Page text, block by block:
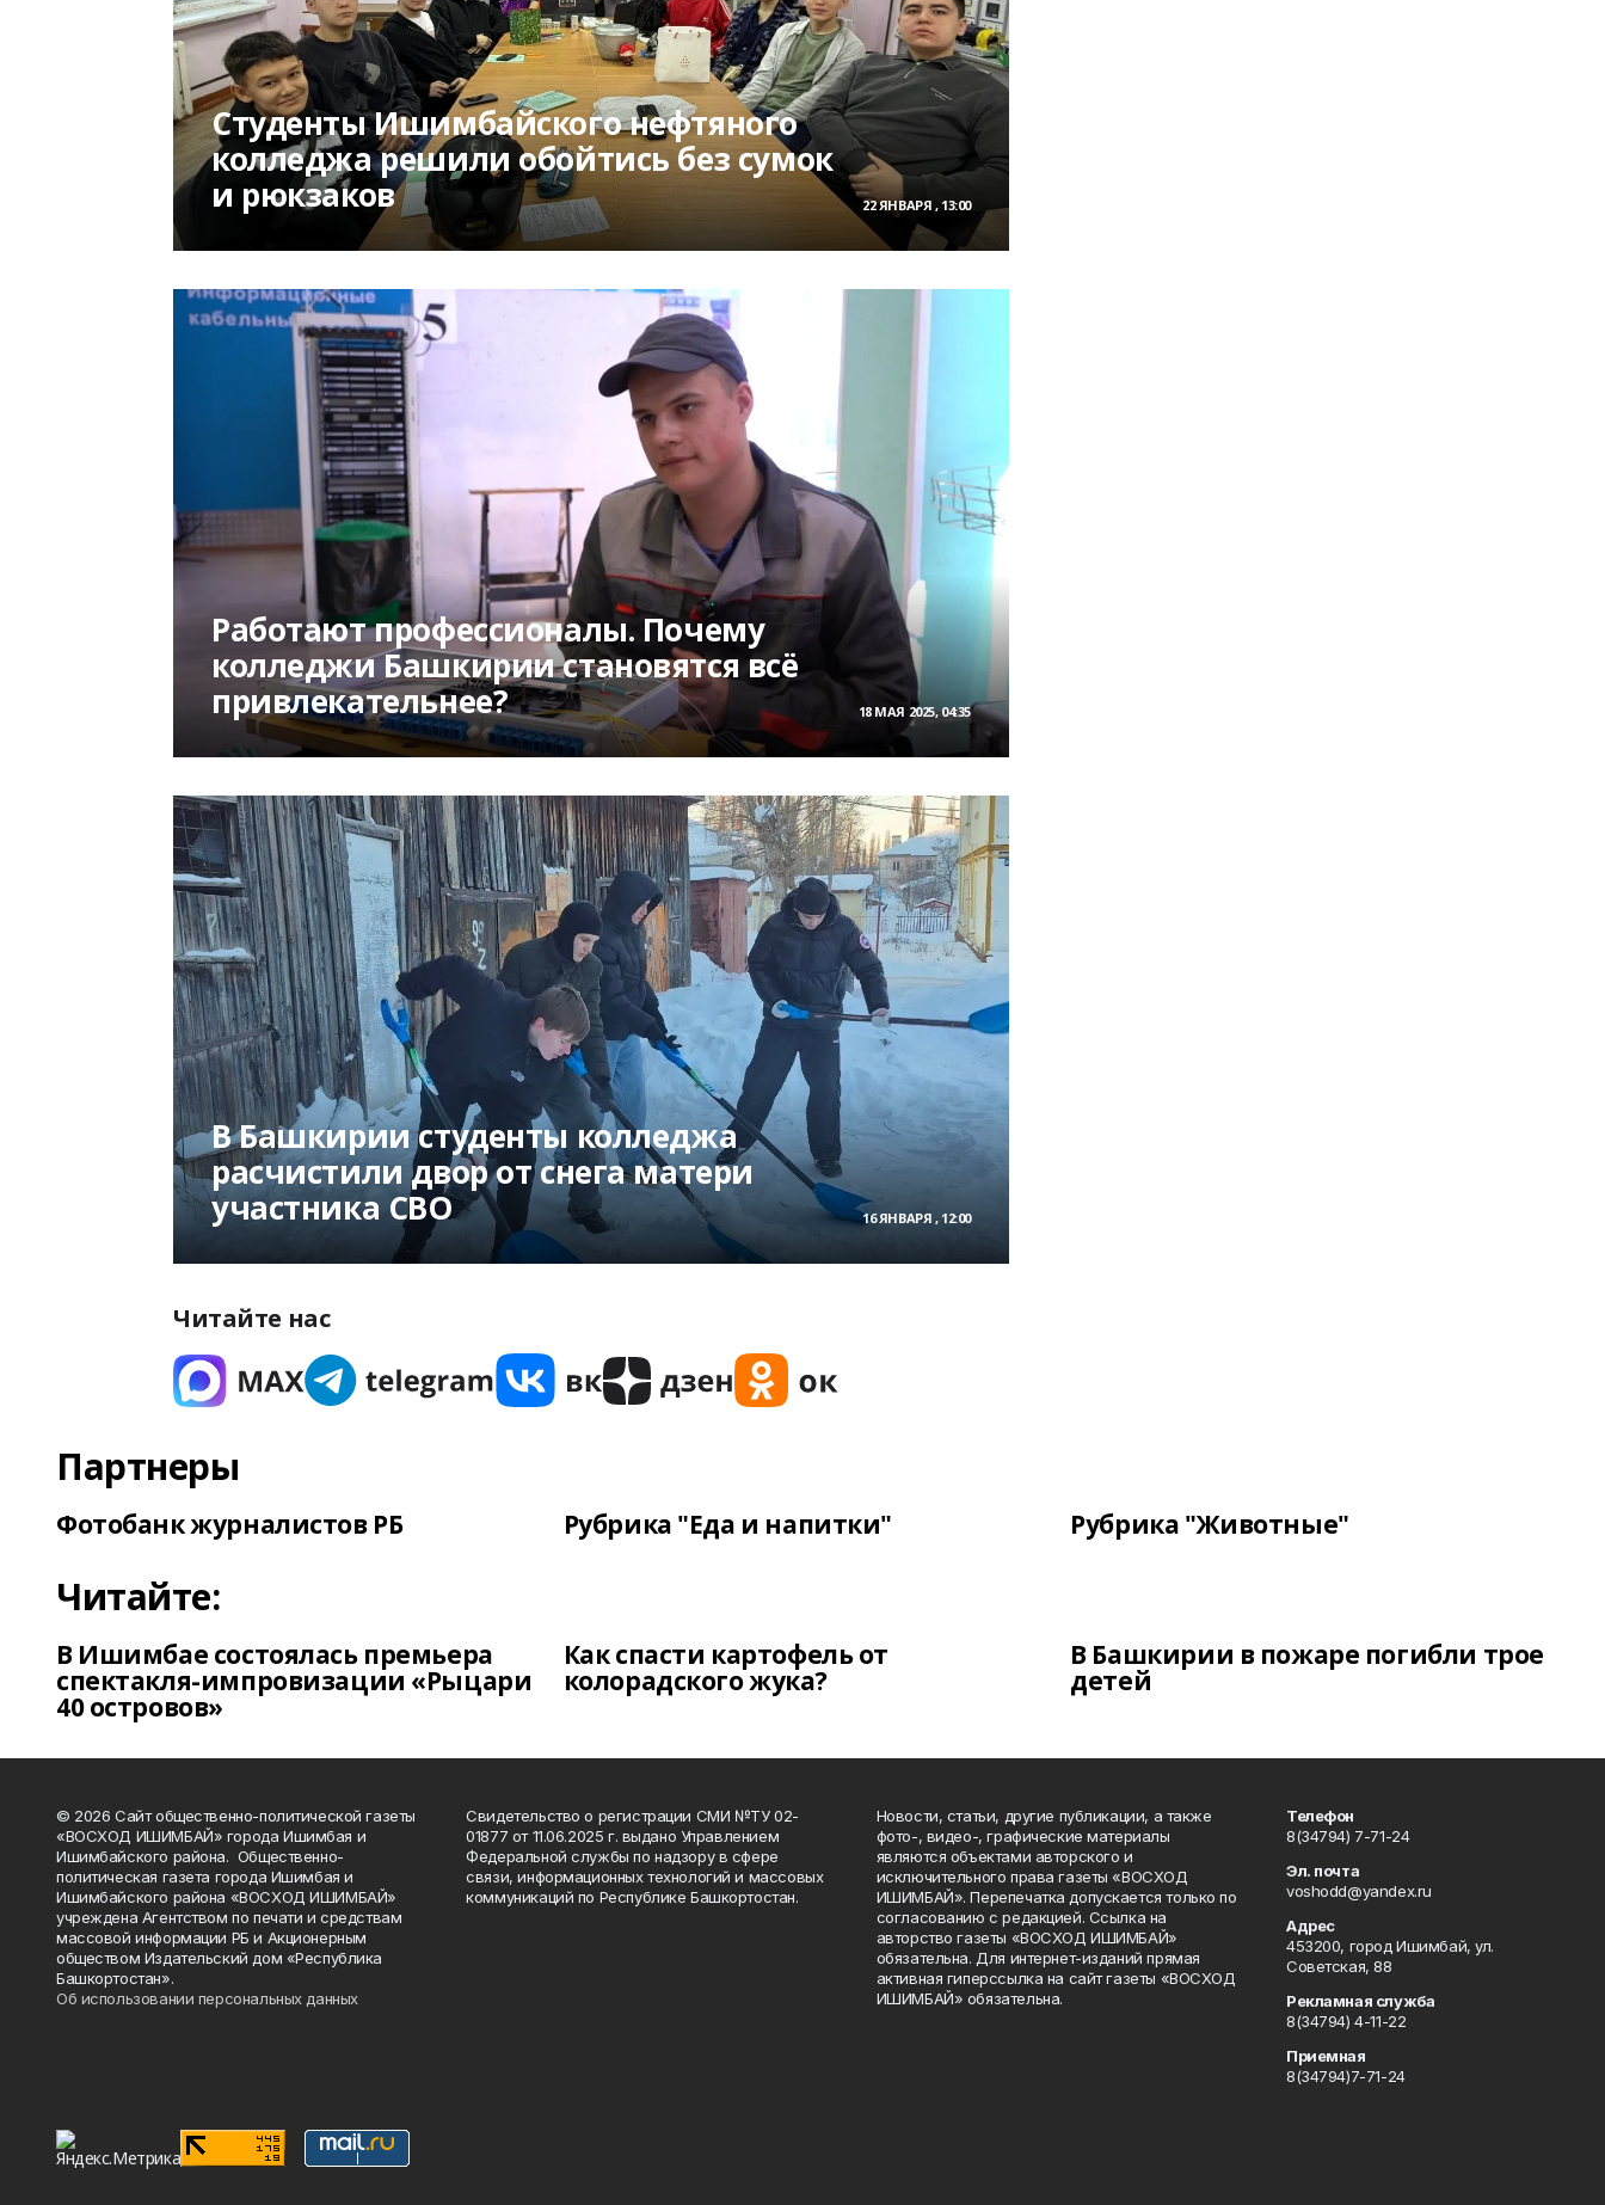
Студенты Ишимбайского нефтяного
колледжа решили обойтись без сумок
и рюкзаков
22 ЯНВАРЯ , 13:00
Работают профессионалы. Почему
колледжи Башкирии становятся всё
привлекательнее?
18 МАЯ 2025, 04:35
В Башкирии студенты колледжа
расчистили двор от снега матери
участника СВО
16 ЯНВАРЯ , 12:00
Читайте нас
Партнеры
Фотобанк журналистов РБ Рубрика "Еда и напитки" Рубрика "Животные"
Читайте:
В Ишимбае состоялась премьера
спектакля-импровизации «Рыцари
40 островов»
Как спасти картофель от
колорадского жука?
В Башкирии в пожаре погибли трое
детей
© 2026 Сайт общественно-политической газеты
«ВОСХОД ИШИМБАЙ» города Ишимбая и
Ишимбайского района. Общественно-
политическая газета города Ишимбая и
Ишимбайского района «ВОСХОД ИШИМБАЙ»
учреждена Агентством по печати и средствам
массовой информации РБ и Акционерным
обществом Издательский дом «Республика
Башкортостан».
Об использовании персональных данных
Свидетельство о регистрации СМИ №ТУ 02-
01877 от 11.06.2025 г. выдано Управлением
Федеральной службы по надзору в сфере
связи, информационных технологий и массовых
коммуникаций по Республике Башкортостан.
Новости, статьи, другие публикации, а также
фото-, видео-, графические материалы
являются объектами авторского и
исключительного права газеты «ВОСХОД
ИШИМБАЙ». Перепечатка допускается только по
согласованию с редакцией. Ссылка на
авторство газеты «ВОСХОД ИШИМБАЙ»
обязательна. Для интернет-изданий прямая
активная гиперссылка на сайт газеты «ВОСХОД
ИШИМБАЙ» обязательна.
Телефон
8(34794) 7-71-24
Эл. почта
voshodd@yandex.ru
Адрес
453200, город Ишимбай, ул.
Советская, 88
Рекламная служба
8(34794) 4-11-22
Приемная
8(34794)7-71-24